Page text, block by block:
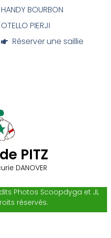
PITZ
DANOVER
HANDY BOURBON
OTELLO PIERJI
Réserver une saillie
Photos Scoopdyga et JL
réservés.